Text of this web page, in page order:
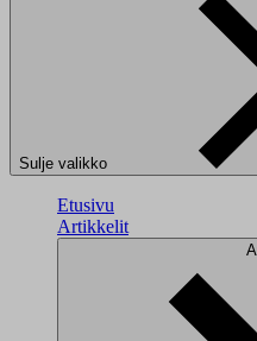
Sulje valikko
Etusivu
Artikkelit